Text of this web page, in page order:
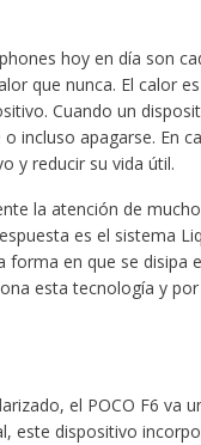
hoy en día son
que nunca. El calor
Cuando un
incluso apagarse. En
y reducir su vida útil.
la atención de
es el sistema
en que se disipa
esta tecnología y
el POCO F6 va
este dispositivo